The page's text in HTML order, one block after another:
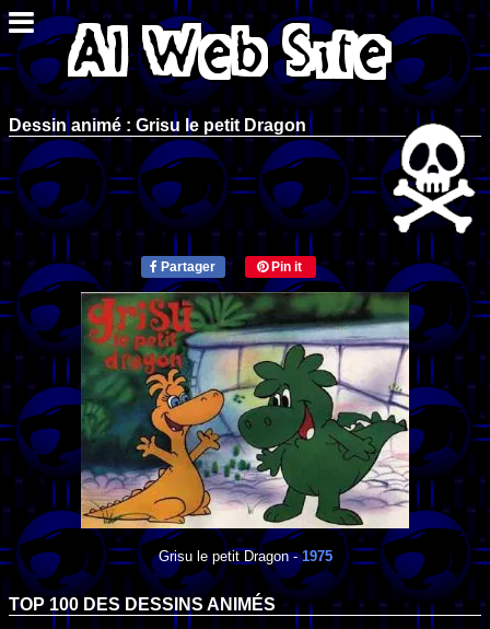
Dessin animé : Grisu le petit Dragon
Partager Pin it
Grisu le petit Dragon-1975
TOP 100 DESDESSINS ANIMÉS